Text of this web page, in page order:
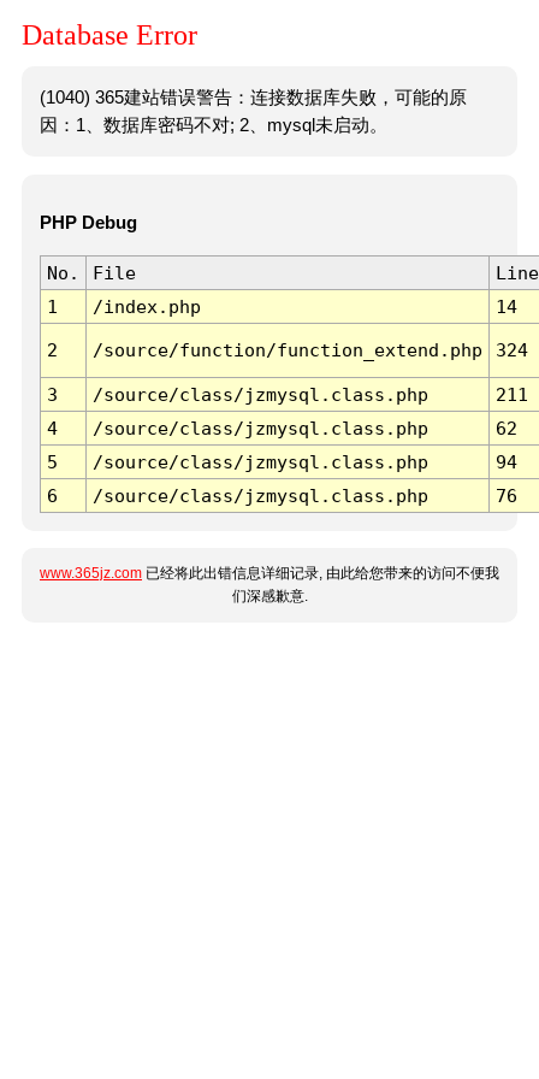
Database Error
(1040) 365建站错误警告：连接数据库失败，可能的原
因：1、数据库密码不对; 2、mysql未启动。
PHP Debug
No. File
Line
1
/index.php 14
2 /source/function/function_extend.php 324
3 /source/class/jzmysql.class.php
211
4
/source/class/jzmysql.class.php
62
5
/source/class/jzmysql.class.php
94
6
/source/class/jzmysql.class.php 76
www.365jz.com 已经将此出错信息详细记录, 由此给您带来的访问不便我
们深感歉意.